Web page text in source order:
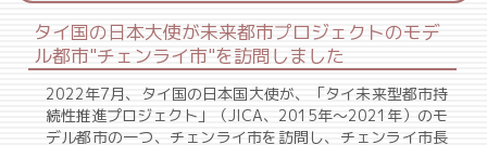
タイ国の日本大使が未来都市プロジェクトのモデ
ル都市"チェンライ市"を訪問しました
2022年7月、タイ国の日本国大使が、「タイ未来型都市持
続性推進プロジェクト」（JICA、2015年～2021年）のモ
デル都市の一つ、チェンライ市を訪問し、チェンライ市長